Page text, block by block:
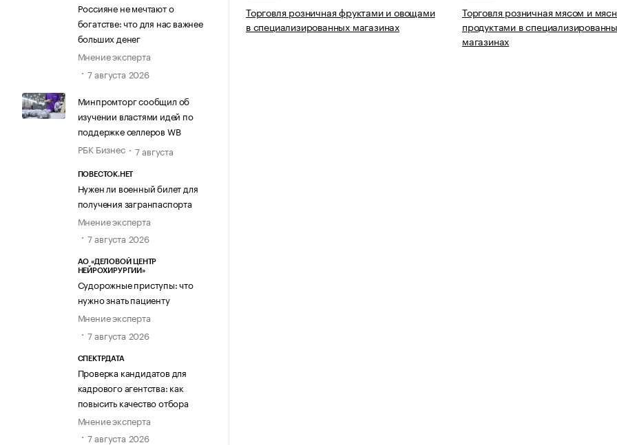
Россияне не мечтают о
богатстве: что для нас важнее
больших денег
Мнение эксперта
7 августа 2026
Минпромторг сообщил об
изучении властями идей по
поддержке селлеров WB
РБК Бизнес
7 августа
ПОВЕСТОК.НЕТ
Нужен ли военный билет для
получения загранпаспорта
Мнение эксперта
7 августа 2026
АО «ДЕЛОВОЙ ЦЕНТР
НЕЙРОХИРУРГИИ»
Судорожные приступы: что
нужно знать пациенту
Мнение эксперта
7 августа 2026
СПЕКТРДАТА
Проверка кандидатов для
кадрового агентства: как
повысить качество отбора
Мнение эксперта
7 августа 2026
Торговля розничная фруктами и овощами
в специализированных магазинах
Торговля розничная мясом и
продуктами в
магазинах